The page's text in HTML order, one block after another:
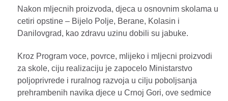
Nakon mljecnih proizvoda, djeca u osnovnim skolama u
cetiri opstine – Bijelo Polje, Berane, Kolasin i
Danilovgrad, kao zdravu uzinu dobili su jabuke.
Kroz Program voce, povrce, mlijeko i mljecni proizvodi
za skole, ciju realizaciju je zapocelo Ministarstvo
poljoprivrede i ruralnog razvoja u cilju poboljsanja
prehrambenih navika djece u Crnoj Gori, ove sedmice